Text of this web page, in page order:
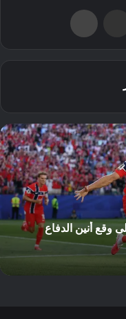
وقع أنين الدفاع